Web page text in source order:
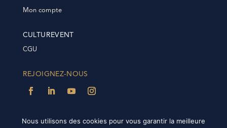
Mon compte
CULTUREVENT
CGU
REJOIGNEZ-NOUS
Nous utilisons des cookies pour vous garantir la meilleure